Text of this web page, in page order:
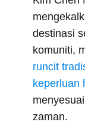
e
r
destinasi
komuniti,
runcit
keperluan
zaman.